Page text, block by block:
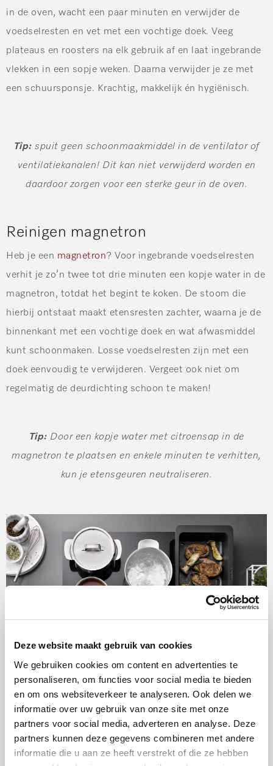
Deze website maakt gebruik van cookies
We gebruiken cookies om content en advertenties te
personaliseren, om functies voor social media te bieden
en om ons websiteverkeer te analyseren. Ook delen we
informatie over uw gebruik van onze site met onze
partners voor social media, adverteren en analyse. Deze
partners kunnen deze gegevens combineren met andere
informatie die u aan ze heeft verstrekt of die ze hebben
in de oven, wacht een paar minuten en verwijder de
voedselresten en vet met een vochtige doek. Veeg
plateaus en roosters na elk gebruik af en laat ingebrande
vlekken in een sopje weken. Daarna verwijder je ze met
een schuursponsje. Krachtig, makkelijk én hygiënisch.
Tip: spuit geen schoonmaakmiddel in de ventilator of
ventilatiekanalen! Dit kan niet verwijderd worden en
daardoor zorgen voor een sterke geur in de oven.
Reinigen magnetron
Heb je een magnetron? Voor ingebrande voedselresten
verhit je zo’n twee tot drie minuten een kopje water in de
magnetron, totdat het begint te koken. De stoom die
hierbij ontstaat maakt etensresten zachter, waarna je de
binnenkant met een vochtige doek en wat afwasmiddel
kunt schoonmaken. Losse voedselresten zijn met een
doek eenvoudig te verwijderen. Vergeet ook niet om
regelmatig de deurdichting schoon te maken!
Tip: Door een kopje water met citroensap in de
magnetron te plaatsen en enkele minuten te verhitten,
kun je etensgeuren neutraliseren.
Reinigen kookplaat
Om hygiënisch te blijven koken, is het belangrijk dat ook
je kookplaat schoon blijft. Laat de kookplaat afkoelen en
gebruik het juiste gereedschap. Miele
RVS-reinigeris perfect voor het reinigen van jouw
kookplaat. Het verwijdert vet, ingebrande etensresten en